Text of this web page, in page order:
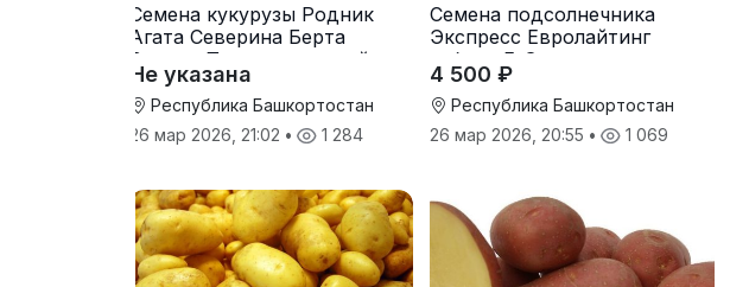
Семена кукурузы Родник
Агата Северина Берта
Вилора Прохладненский
Дарина Росс Машук
Катерина
Не указана
Республика Башкортостан
26 мар 2026, 21:02 • 1 284
Семена подсолнечника
Экспресс Евролайтинг
гибрид F-G+
4 500 ₽
Республика Башкортостан
26 мар 2026, 20:55 • 1 069